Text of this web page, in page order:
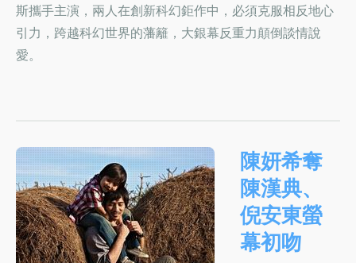
斯攜手主演，兩人在創新科幻鉅作中，必須克服相反地心
引力，跨越科幻世界的藩籬，大銀幕反重力顛倒談情說
愛。
陳妍希奪
陳漢典、
倪安東螢
幕初吻